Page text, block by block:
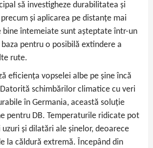
să investigheze durabilitatea și
și aplicarea pe distanțe mai
bine întemeiate sunt așteptate într-un
pentru o posibilă extindere a
rute.
eficiența vopselei albe pe șine încă
schimbărilor climatice cu veri
în Germania, această soluție
pentru DB. Temperaturile ridicate pot
și dilatări ale șinelor, deoarece
la căldură extremă. Începând din